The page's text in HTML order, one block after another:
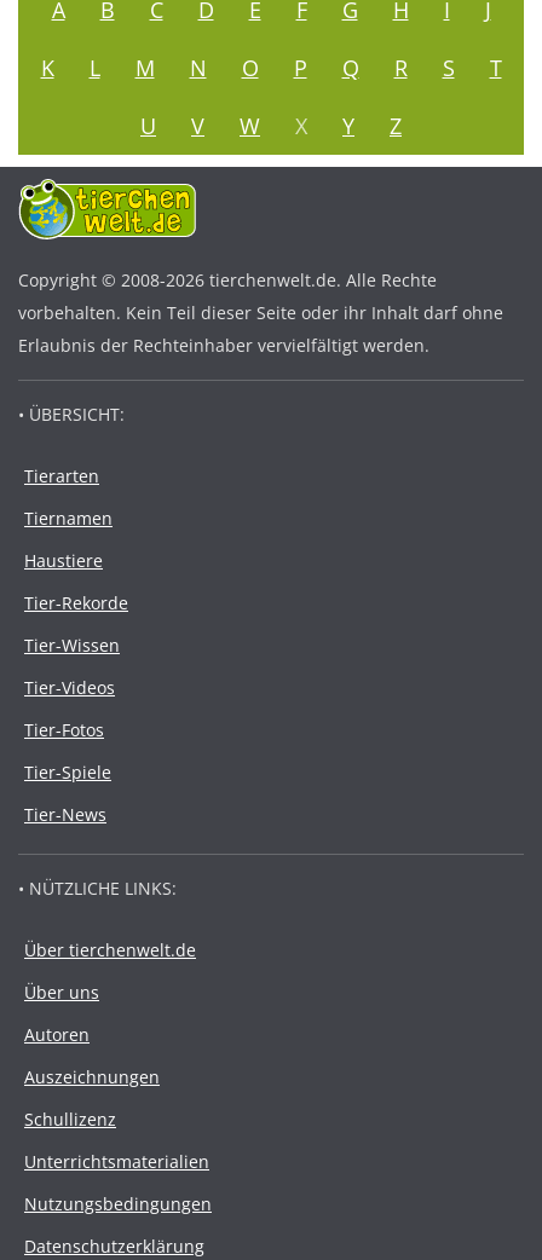
A B C D E F G H I
J
K
L M N O P Q R S
T
U
V W X Y Z
Copyright © 2008-2026 tierchenwelt.de. Alle Rechte
vorbehalten. Kein Teil dieser Seite oder ihr Inhalt darf ohne
Erlaubnis der Rechteinhaber vervielfältigt werden.
• ÜBERSICHT:
Tierarten
Tiernamen
Haustiere
Tier-Rekorde
Tier-Wissen
Tier-Videos
Tier-Fotos
Tier-Spiele
Tier-News
• NÜTZLICHE LINKS:
Über tierchenwelt.de
Über uns
Autoren
Auszeichnungen
Schullizenz
Unterrichtsmaterialien
Nutzungsbedingungen
Datenschutzerklärung